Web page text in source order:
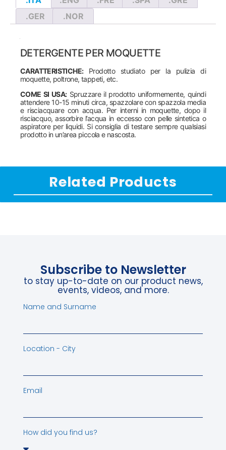
.GER
.NOR
DETERGENTE PER MOQUETTE
CARATTERISTICHE:Prodotto studiato per la pulizia di
moquette, poltrone, tappeti, etc.
COME SI USA:Spruzzare il prodotto uniformemente, quindi
attendere 10-15 minuti circa, spazzolare con spazzola media
e risciacquare con acqua. Per interni in moquette, dopo il
risciacquo, assorbire l’acqua in eccesso con pelle sintetica o
aspiratore per liquidi. Si consiglia di testare sempre qualsiasi
prodotto in un’area piccola e nascosta.
Related Products
Subscribe to Newsletter
to stay up-to-date on our product news,
events, videos, and more.
Name and Surname
Location - City
Email
How did you find us?